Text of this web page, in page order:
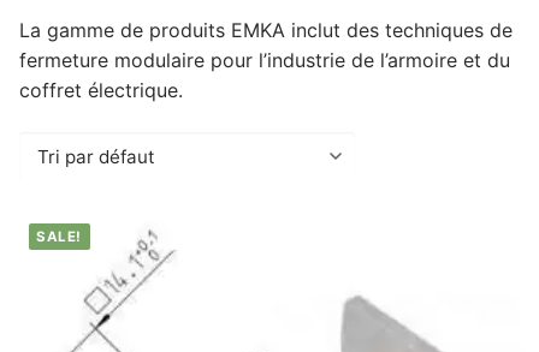
La gamme de produits EMKA inclut des techniques de
fermeture modulaire pour l’industrie de l’armoire et du
coffret électrique.
SALE!